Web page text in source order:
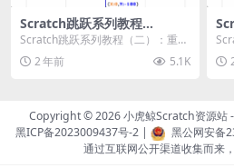
Scratch跳跃系列教程
（二）：重力跳跃
Scratch跳跃系列教程（二）：重力
跳跃 作者：小虎鲸Scratch资源站
按...2 年前 5.1K
（
跳
按...
Copyright © 2026小虎鲸Scratch资源站-
黑ICP备2023009437号-2| 黑公网安备
通过互联网公开渠道收集而来